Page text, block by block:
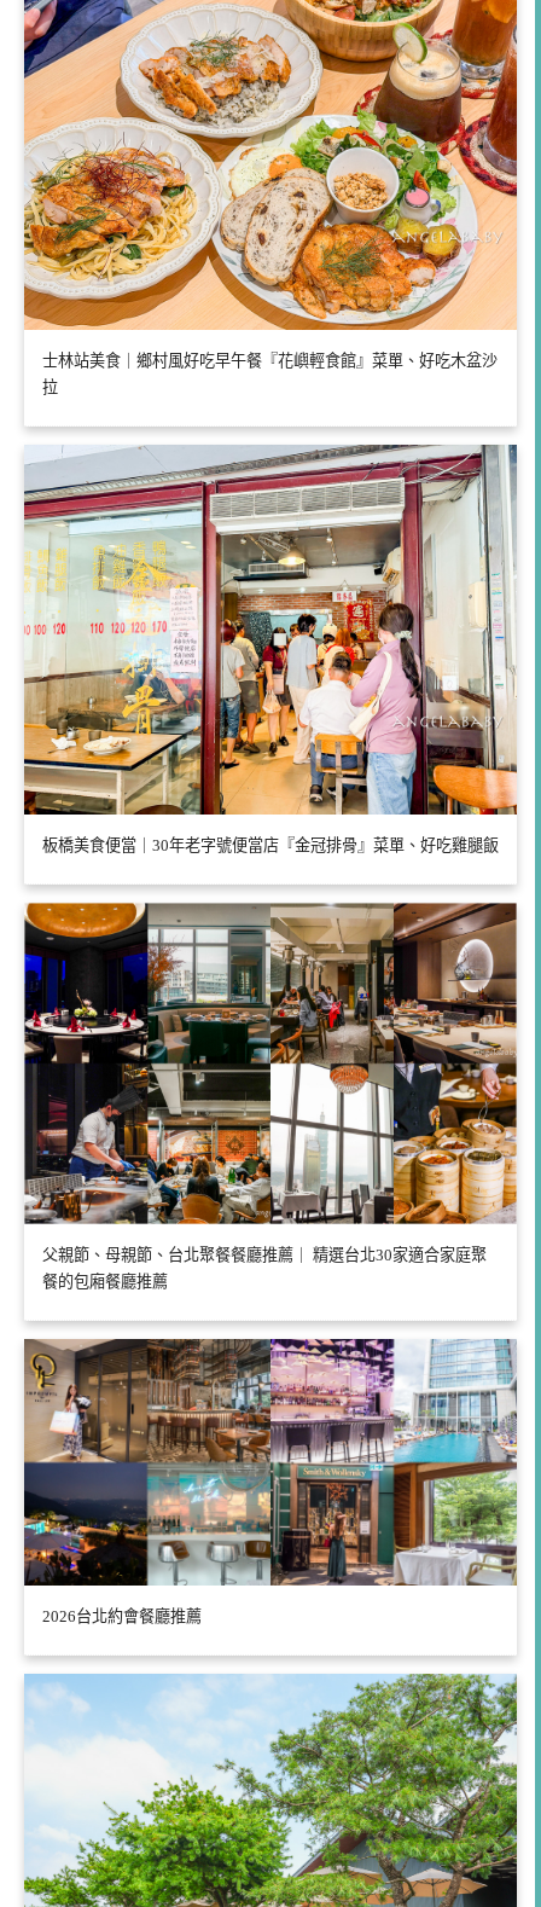
士林站美食｜鄉村風好吃早午餐『花嶼輕食館』菜單、好吃木盆沙
拉
板橋美食便當｜30年老字號便當店『金冠排骨』菜單、好吃雞腿飯
父親節、母親節、台北聚餐餐廳推薦｜ 精選台北30家適合家庭聚
餐的包廂餐廳推薦
2026台北約會餐廳推薦